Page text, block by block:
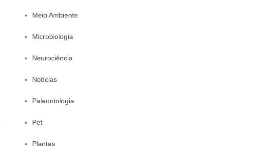
Meio Ambiente
Microbiologia
Neurociência
Notícias
Paleontologia
Pet
Plantas